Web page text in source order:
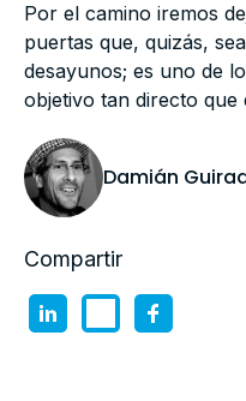
Por el camino iremos
puertas que, quizás,
desayunos; es uno de
objetivo tan directo
Damián
Compartir